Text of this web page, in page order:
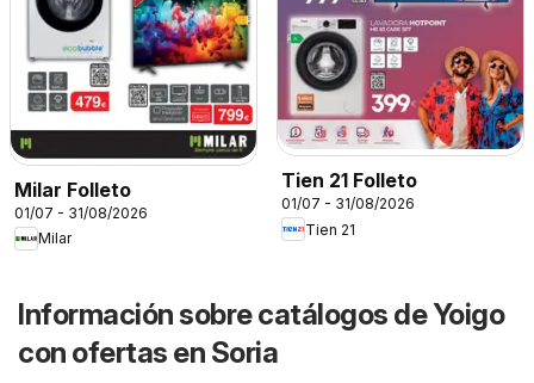
Milar Folleto
01/07 - 31/08/2026
Milar
Tien 21 Folleto
01/07 - 31/08/2026
Tien 21
Información sobre catálogos de Yoigo
con ofertas en Soria